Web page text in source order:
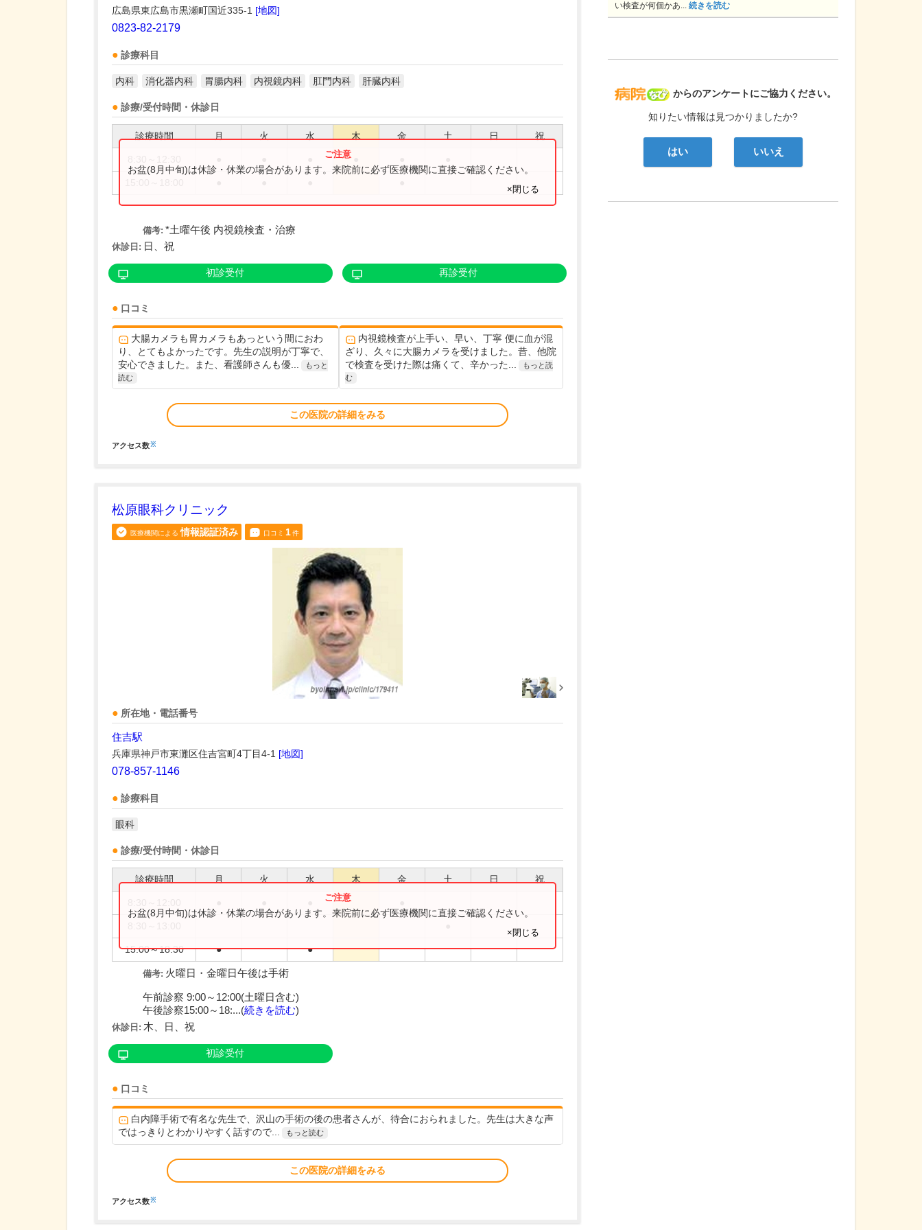
広島県東広島市黒瀬町国近335-1 [地図]
0823-82-2179
診療科目
内科 消化器内科 胃腸内科 内視鏡内科 肛門内科 肝臓内科
診療/受付時間・休診日
診療時間 月 火 水 木 金 土 日 祝
お盆(8月中旬)は休診・休業の場合があります。来院前に必ず医療機関に直接ご確認ください。
×閉じる
備考: *土曜午後 内視鏡検査・治療
休診日: 日、祝
初診受付 再診受付
口コミ
大腸カメラも胃カメラもあっという間におわ
り、とてもよかったです。先生の説明が丁寧で、
安心できました。また、看護師さんも優...
もっと
読む
内視鏡検査が上手い、早い、丁寧 便に血が混
ざり、久々に大腸カメラを受けました。昔、他院
で検査を受けた際は痛くて、辛かった...
もっと読
む
この医院の詳細をみる
アクセス数※
松原眼科クリニック
医療機関による 情報認証済み 口コミ 1件
所在地・電話番号
住吉駅
兵庫県神戸市東灘区住吉宮町4丁目4-1 [地図]
078-857-1146
診療科目
眼科
診療/受付時間・休診日
診療時間 月 火 水 木 金 土 日 祝
15:00～18:30 ● ●
お盆(8月中旬)は休診・休業の場合があります。来院前に必ず医療機関に直接ご確認ください。
×閉じる
備考: 火曜日・金曜日午後は手術
午前診察 9:00～12:00(土曜日含む)
午後診察15:00～18:...(続きを読む)
休診日: 木、日、祝
初診受付
口コミ
白内障手術で有名な先生で、沢山の手術の後の患者さんが、待合におられました。先生は大きな声
ではっきりとわかりやすく話すので...
もっと読む
この医院の詳細をみる
アクセス数※
病院なび
からのアンケートにご協力ください。
知りたい情報は見つかりましたか?
はい いいえ
い検査が何個かあ... 続きを読む